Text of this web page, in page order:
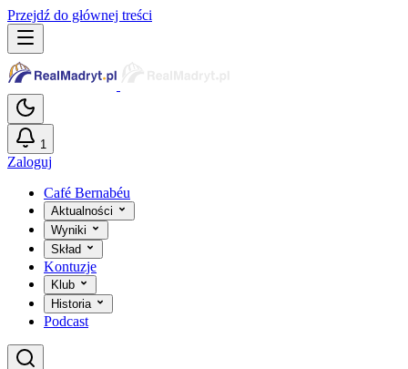
Przejdź do głównej treści
1
Zaloguj
Café Bernabéu
Aktualności
Wyniki
Skład
Kontuzje
Klub
Historia
Podcast